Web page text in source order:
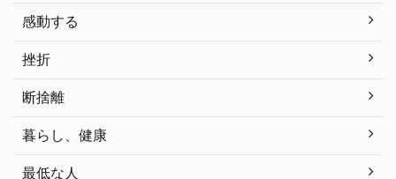
感動する
挫折
断捨離
暮らし、健康
最低な人